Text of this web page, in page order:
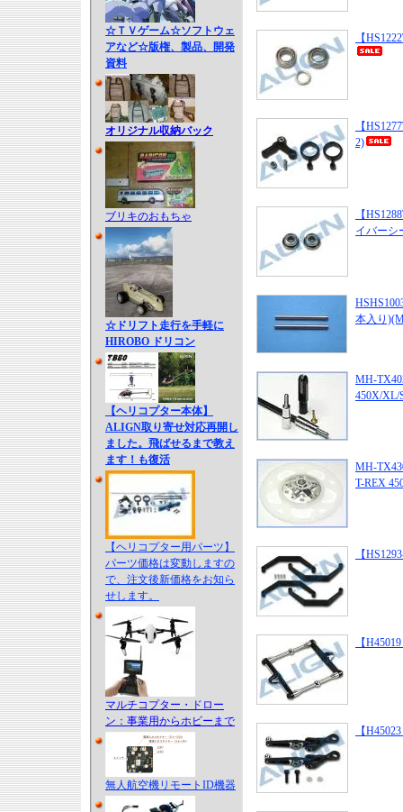
☆ＴＶゲーム☆ソフトウェ
アなど☆版権、製品、開発
資料
オリジナル収納バック
ブリキのおもちゃ
☆ドリフト走行を手軽に
HIROBO ドリコン
【ヘリコプター本体】
ALIGN取り寄せ対応再開し
ました。飛ばせるまで教え
ます！も復活
【ヘリコプター用パーツ】
パーツ価格は変動しますの
で、注文後新価格をお知ら
せします。
マルチコプター・ドロー
ン：事業用からホビーまで
無人航空機リモートID機器
【
【
2)
【
イバーシ
本入り
MH-
450X/XL/
MH-
T-REX
【
【
【